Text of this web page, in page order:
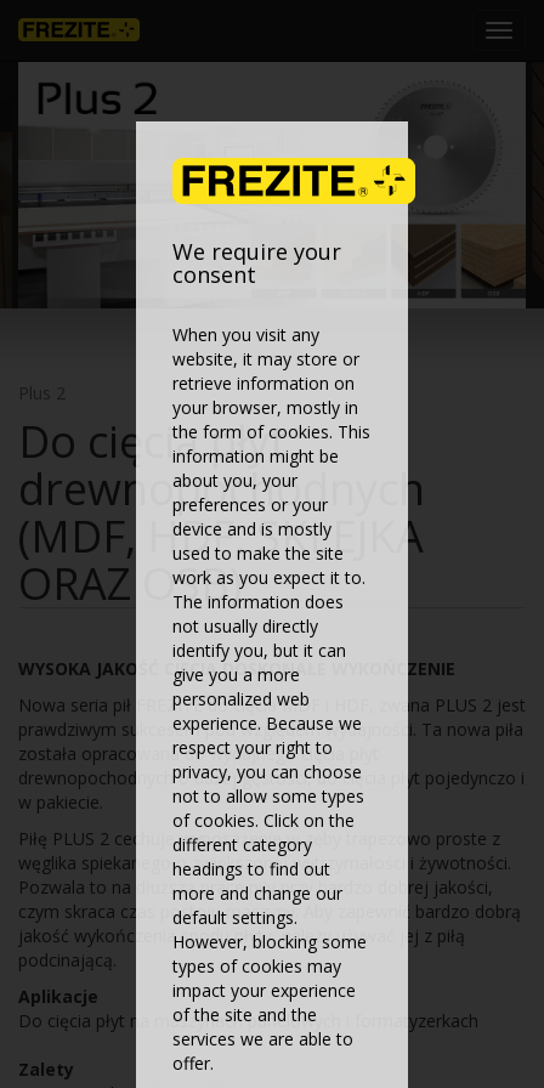
Plus 2
Do cięcia płyt
drewnopochodnych
(MDF, HDF, SKLEJKA
ORAZ OSB)
WYSOKA JAKOŚĆ CIĘCIA DOSKONAŁE WYKOŃCZENIE
Nowa seria pił FREZITE do cięcia MDF i HDF, zwana PLUS 2 jest
prawdziwym sukcesem pod względem wydajności. Ta nowa piła
została opracowana do wydajnego cięcia płyt
drewnopochodnych o dużej gęstości, do cięcia płyt pojedynczo i
w pakiecie.
Piłę PLUS 2 cechuje wyposażenie w zęby trapezowo proste z
węglika spiekanego o zwiększonej wytrzymałości i żywotności.
Pozwala to na dłuższą prace piły przy bardzo dobrej jakości,
czym skraca czas postoju maszyny. Aby zapewnić bardzo dobrą
jakość wykończenia spodu płyty, należy używać jej z piłą
podcinającą.
Aplikacje
Do cięcia płyt na maszynach panelowych i formatyzerkach
Zalety
We require your
consent
When you visit any
website, it may store or
retrieve information on
your browser, mostly in
the form of cookies. This
information might be
about you, your
preferences or your
device and is mostly
used to make the site
work as you expect it to.
The information does
not usually directly
identify you, but it can
give you a more
personalized web
experience. Because we
respect your right to
privacy, you can choose
not to allow some types
of cookies. Click on the
different category
headings to find out
more and change our
default settings.
However, blocking some
types of cookies may
impact your experience
of the site and the
services we are able to
offer.